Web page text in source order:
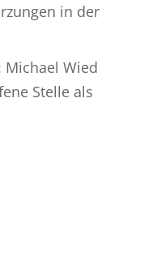
in der
Michael Wied
Stelle als